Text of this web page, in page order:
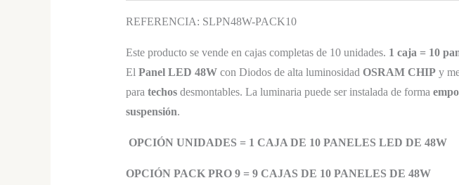
REFERENCIA: SLPN48W-PACK10
Este producto se vende en cajas completas de 10 unidades. 1 caja = 10
El Panel LED 48Wcon Diodos de alta luminosidad OSRAM CHIPy
para techosdesmontables. La luminaria puede ser instalada de forma
suspensión.
OPCIÓN UNIDADES = 1 CAJA DE 10 PANELES LED DE 48W
OPCIÓN PACK PRO 9 = 9 CAJAS DE 10 PANELES DE 48W